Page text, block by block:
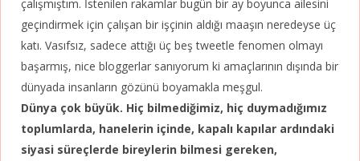
çalışmıştım. İstenilen rakamlar bugün bir ay boyunca ailesini
geçindirmek için çalışan bir işçinin aldığı maaşın neredeyse üç
katı. Vasıfsız, sadece attığı üç beş tweetle fenomen olmayı
başarmış, nice bloggerlar sanıyorum ki amaçlarının dışında bir
dünyada insanların gözünü boyamakla meşgul.
Dünya çok büyük. Hiç bilmediğimiz, hiç duymadığımız
toplumlarda, hanelerin içinde, kapalı kapılar ardındaki
siyasi süreçlerde bireylerin bilmesi gereken,